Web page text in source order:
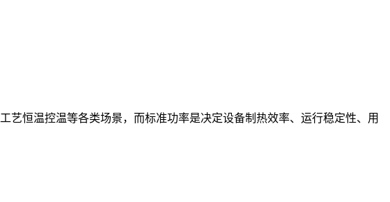
恒温控温等各类场景，而标准功率是决定设备制热效率、运行稳定性、用